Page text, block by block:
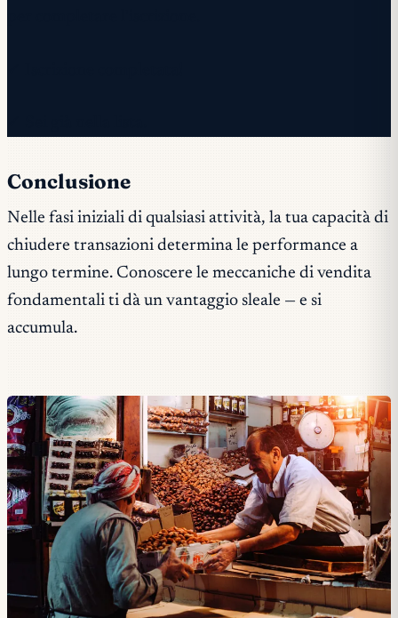
Conclusione
Nelle fasi iniziali di qualsiasi attività, la tua capacità di
chiudere transazioni determina le performance a
lungo termine. Conoscere le meccaniche di vendita
fondamentali ti dà un vantaggio sleale — e si
accumula.